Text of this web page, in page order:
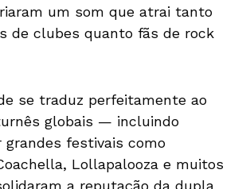
um som que atrai tanto
de clubes quanto fãs de rock
se traduz perfeitamente ao
globais — incluindo
grandes festivais como
Lollapalooza e muitos
a reputação da dupla